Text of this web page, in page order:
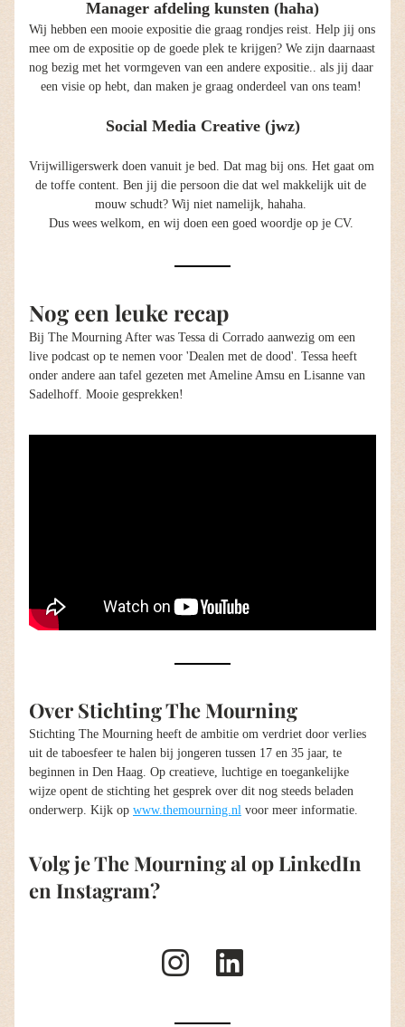
Manager afdeling kunsten (haha)
Wij hebben een mooie expositie die graag rondjes reist. Help jij ons
mee om de expositie op de goede plek te krijgen? We zijn daarnaast
nog bezig met het vormgeven van een andere expositie.. als jij daar
een visie op hebt, dan maken je graag onderdeel van ons team!
Social Media Creative (jwz)
Vrijwilligerswerk doen vanuit je bed. Dat mag bij ons. Het gaat om
de toffe content. Ben jij die persoon die dat wel makkelijk uit de
mouw schudt? Wij niet namelijk, hahaha.
Dus wees welkom, en wij doen een goed woordje op je CV.
Nog een leuke recap
Bij The Mourning After was Tessa di Corrado aanwezig om een
live podcast op te nemen voor 'Dealen met de dood'. Tessa heeft
onder andere aan tafel gezeten met Ameline Amsu en Lisanne van
Sadelhoff. Mooie gesprekken!
Over Stichting The Mourning
Stichting The Mourning heeft de ambitie om verdriet door verlies
uit de taboesfeer te halen bij jongeren tussen 17 en 35 jaar, te
beginnen in Den Haag. Op creatieve, luchtige en toegankelijke
wijze opent de stichting het gesprek over dit nog steeds beladen
onderwerp. Kijk op www.themourning.nl voor meer informatie.
Volg je The Mourning al op LinkedIn
en Instagram?